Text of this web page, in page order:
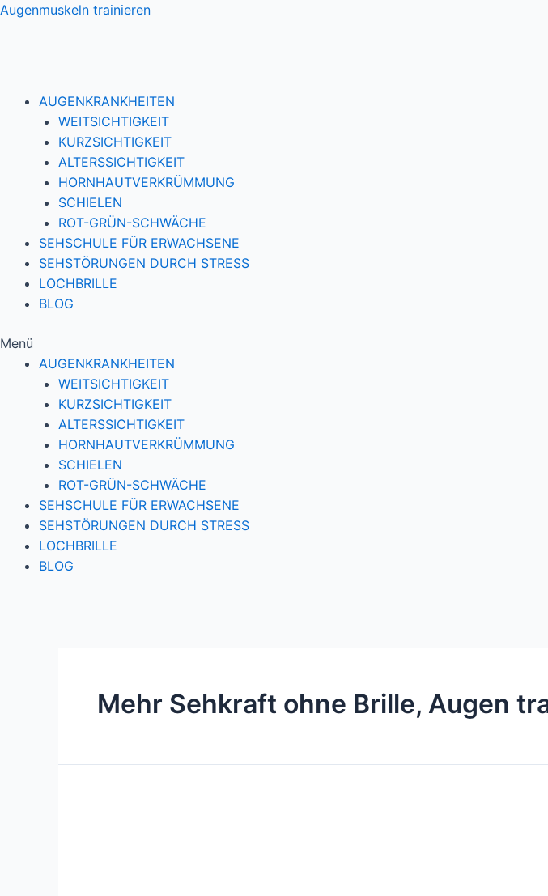
Zum
Augenmuskeln trainieren
AUGENKRANKHEITEN
WEITSICHTIGKEIT
KURZSICHTIGKEIT
ALTERSSICHTIGKEIT
HORNHAUTVERKRÜMMUNG
SCHIELEN
ROT-GRÜN-SCHWÄCHE
SEHSCHULE FÜR ERWACHSENE
SEHSTÖRUNGEN DURCH STRESS
LOCHBRILLE
BLOG
Menü
AUGENKRANKHEITEN
WEITSICHTIGKEIT
KURZSICHTIGKEIT
ALTERSSICHTIGKEIT
HORNHAUTVERKRÜMMUNG
SCHIELEN
ROT-GRÜN-SCHWÄCHE
SEHSCHULE FÜR ERWACHSENE
SEHSTÖRUNGEN DURCH STRESS
LOCHBRILLE
BLOG
Mehr Sehkraft ohne Brille, Augen